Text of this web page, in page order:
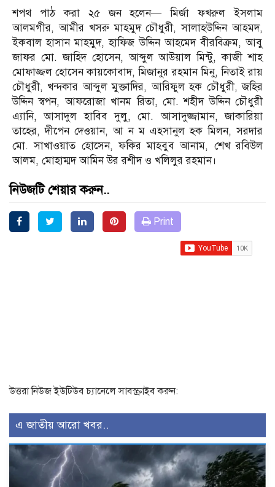
শপথ পাঠ করা ২৫ জন হলেন— মির্জা ফখরুল ইসলাম
আলমগীর, আমীর খসরু মাহমুদ চৌধুরী, সালাহউদ্দিন আহমদ,
ইকবাল হাসান মাহমুদ, হাফিজ উদ্দিন আহমেদ বীরবিক্রম, আবু
জাফর মো. জাহিদ হোসেন, আব্দুল আউয়াল মিন্টু, কাজী শাহ
মোফাজ্জল হোসেন কায়কোবাদ, মিজানুর রহমান মিনু, নিতাই রায়
চৌধুরী, খন্দকার আব্দুল মুক্তাদির, আরিফুল হক চৌধুরী, জহির
উদ্দিন স্বপন, আফরোজা খানম রিতা, মো. শহীদ উদ্দিন চৌধুরী
এ্যানি, আসাদুল হাবিব দুলু, মো. আসাদুজ্জামান, জাকারিয়া
তাহের, দীপেন দেওয়ান, আ ন ম এহসানুল হক মিলন, সরদার
মো. সাখাওয়াত হোসেন, ফকির মাহবুব আনাম, শেখ রবিউল
আলম, মোহাম্মদ আমিন উর রশীদ ও খলিলুর রহমান।
নিউজটি শেয়ার করুন..
Print
উত্তরা নিউজ ইউটিউব চ্যানেলে সাবস্ক্রাইব করুন:
এ জাতীয় আরো খবর..